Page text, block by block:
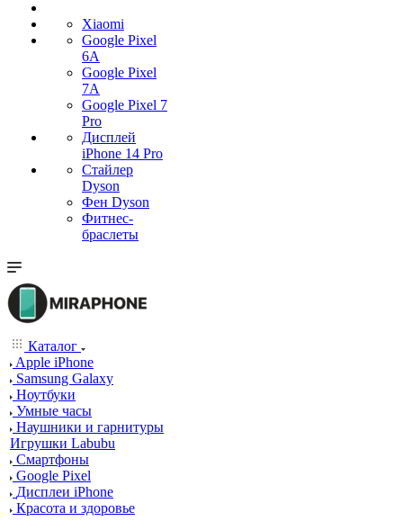
Xiaomi
Google Pixel
6A
Google Pixel
7А
Google Pixel 7
Pro
Дисплей
iPhone 14 Pro
Стайлер
Dyson
Фен Dyson
Фитнес-
браслеты
Каталог
Apple iPhone
Samsung Galaxy
Ноутбуки
Умные часы
Наушники и гарнитуры
Игрушки Labubu
Смартфоны
Google Pixel
Дисплеи iPhone
Красота и здоровье